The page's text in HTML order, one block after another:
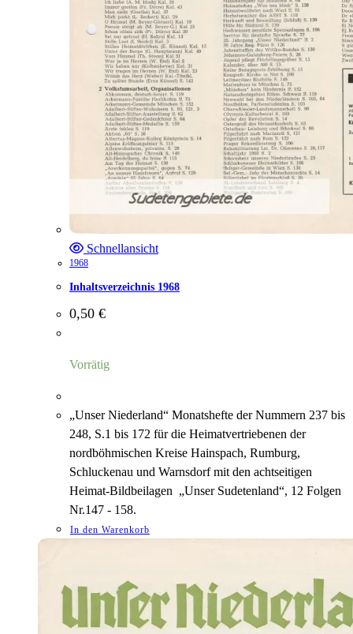
Schnellansicht
1968
Inhaltsverzeichnis 1968
0,50 €
Vorrätig
„Unser Niederland“ Monatshefte der Nummern 237 bis
248, S.1 bis 172 für die Heimatvertriebenen der
nordböhmischen Kreise Hainspach, Rumburg,
Schluckenau und Warnsdorf mit den achtseitigen
Heimat-Bildbeilagen „Unser Sudetenland“, 12 Folgen
Nr.147 - 158.
In den Warenkorb